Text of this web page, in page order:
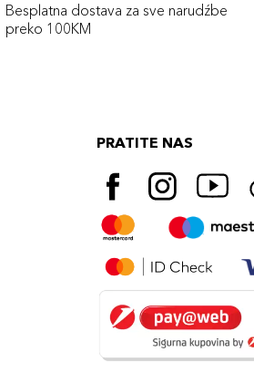
Besplatna dostava za sve narudźbe
preko 100KM
PRATITE NAS